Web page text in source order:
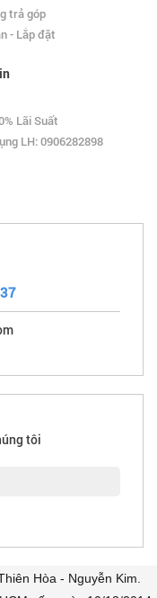
trả góp
- Lắp đặt
Lãi Suất
LH: 0906282898
tôi
Hòa - Nguyễn Kim.